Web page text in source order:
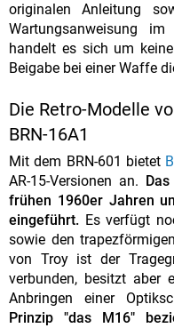
originalen Anleitung
Wartungsanweisung
handelt es sich um
Beigabe bei einer Waffe
Die Retro-Modelle
BRN-16A1
Mit dem BRN-601 bietet
AR-15-Versionen an.
frühen 1960er Jahren
eingeführt. Es verfügt
sowie den
von Troy ist der
verbunden, besitzt aber
Anbringen einer
Prinzip "das M16"